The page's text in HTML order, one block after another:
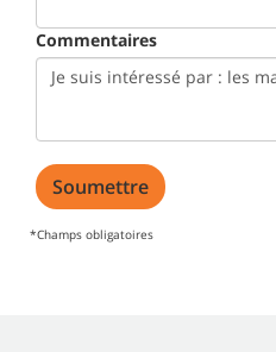
Commentaires
*Champs obligatoires